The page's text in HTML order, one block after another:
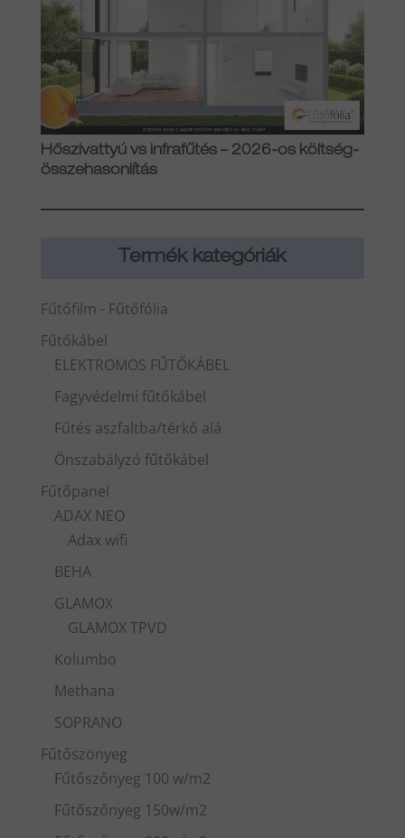
Hőszivattyú vs infrafűtés – 2026-os költség-
összehasonlítás
Termék kategóriák
Fűtőfilm - Fűtőfólia
Fűtőkábel
ELEKTROMOS FŰTŐKÁBEL
Fagyvédelmi fűtőkábel
Fűtés aszfaltba/térkő alá
Önszabályzó fűtőkábel
Fűtőpanel
ADAX NEO
Adax wifi
BEHA
GLAMOX
GLAMOX TPVD
Kolumbo
Methana
SOPRANO
Fűtőszönyeg
Fűtőszőnyeg 100 w/m2
Fűtőszőnyeg 150w/m2